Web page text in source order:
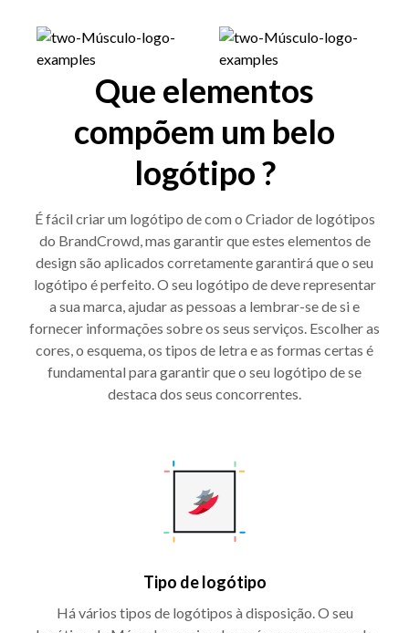
Que elementos
compõem um belo
logótipo ?
É fácil criar um logótipo de com o Criador de logótipos
do BrandCrowd, mas garantir que estes elementos de
design são aplicados corretamente garantirá que o seu
logótipo é perfeito. O seu logótipo de deve representar
a sua marca, ajudar as pessoas a lembrar-se de si e
fornecer informações sobre os seus serviços. Escolher as
cores, o esquema, os tipos de letra e as formas certas é
fundamental para garantir que o seu logótipo de se
destaca dos seus concorrentes.
Tipo de logótipo
Há vários tipos de logótipos à disposição. O seu